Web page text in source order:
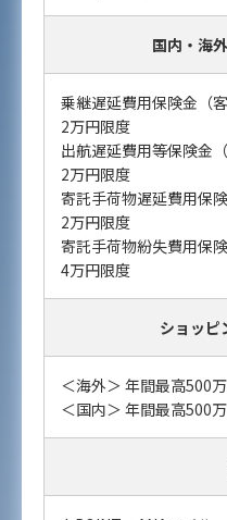
国内・海
乗継遅延費用保険金（
2万円限度
出航遅延費用等保険金（
2万円限度
寄託手荷物遅延費用保
2万円限度
寄託手荷物紛失費用保
4万円限度
ショッピ
＜海外＞ 年間最高500
＜国内＞ 年間最高500